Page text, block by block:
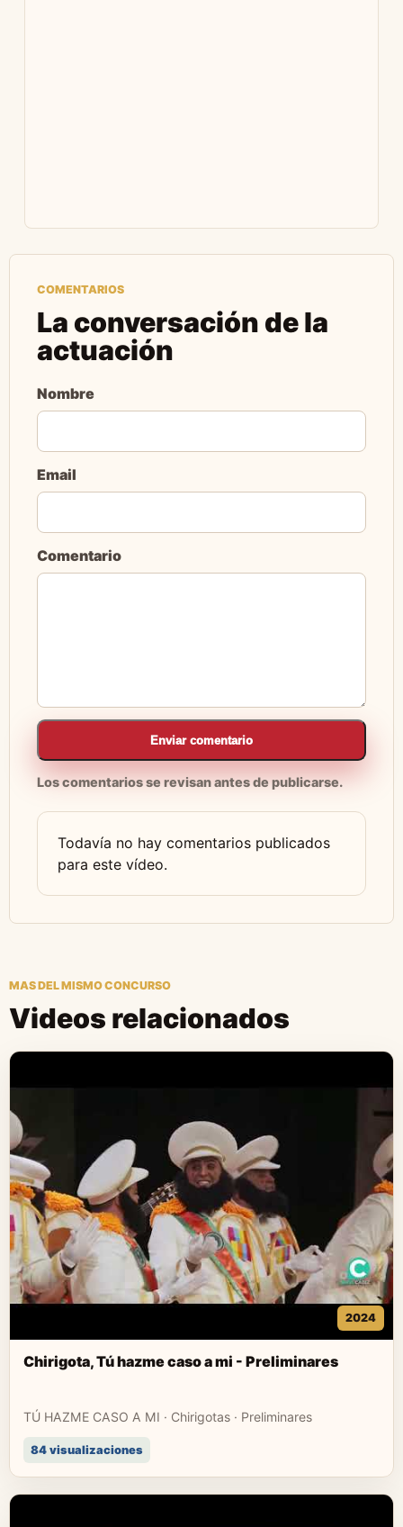
COMENTARIOS
La conversación de la
actuación
Nombre
Email
Comentario
Enviar comentario
Los comentarios se revisan antes de publicarse.
Todavía no hay comentarios publicados
para este vídeo.
MAS DEL MISMO CONCURSO
Videos relacionados
2024
Chirigota, Tú hazme caso a mi - Preliminares
TÚ HAZME CASO A MI · Chirigotas · Preliminares
84 visualizaciones